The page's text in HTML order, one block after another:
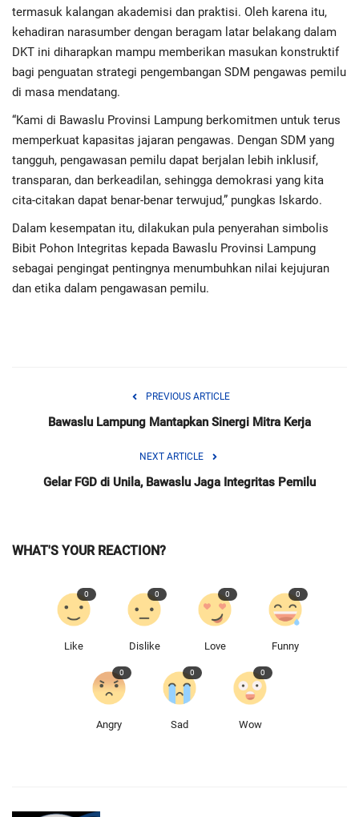
termasuk kalangan akademisi dan praktisi. Oleh karena itu,
kehadiran narasumber dengan beragam latar belakang dalam
DKT ini diharapkan mampu memberikan masukan konstruktif
bagi penguatan strategi pengembangan SDM pengawas pemilu
di masa mendatang.
“Kami di Bawaslu Provinsi Lampung berkomitmen untuk terus
memperkuat kapasitas jajaran pengawas. Dengan SDM yang
tangguh, pengawasan pemilu dapat berjalan lebih inklusif,
transparan, dan berkeadilan, sehingga demokrasi yang kita
cita-citakan dapat benar-benar terwujud,” pungkas Iskardo.
Dalam kesempatan itu, dilakukan pula penyerahan simbolis
Bibit Pohon Integritas kepada Bawaslu Provinsi Lampung
sebagai pengingat pentingnya menumbuhkan nilai kejujuran
dan etika dalam pengawasan pemilu.
PREVIOUS ARTICLE
Bawaslu Lampung Mantapkan Sinergi Mitra Kerja
NEXT ARTICLE
Gelar FGD di Unila, Bawaslu Jaga Integritas Pemilu
WHAT'S YOUR REACTION?
Like
0
Dislike
0
Love
0
Funny
0
Angry
0
Sad
0
Wow
0